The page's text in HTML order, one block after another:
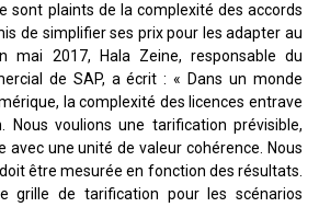
sont plaints de la complexité des accords
de simplifier ses prix pour les adapter au
mai 2017, Hala Zeine, responsable du
de SAP, a écrit : « Dans un monde
la complexité des licences entrave
Nous voulions une tarification prévisible,
avec une unité de valeur cohérence. Nous
être mesurée en fonction des résultats.
grille de tarification pour les scénarios